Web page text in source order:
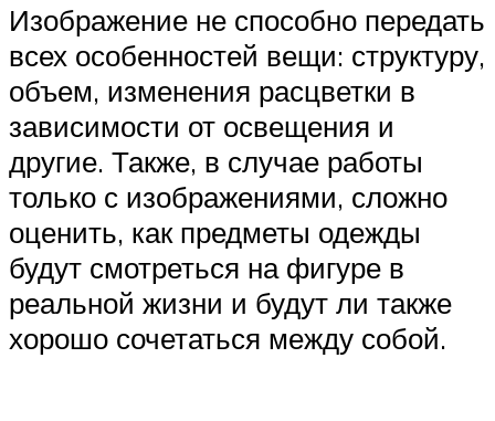
Изображение не способно передать
всех особенностей вещи: структуру,
объем, изменения расцветки в
зависимости от освещения и
другие. Также, в случае работы
только с изображениями, сложно
оценить, как предметы одежды
будут смотреться на фигуре в
реальной жизни и будут ли также
хорошо сочетаться между собой.